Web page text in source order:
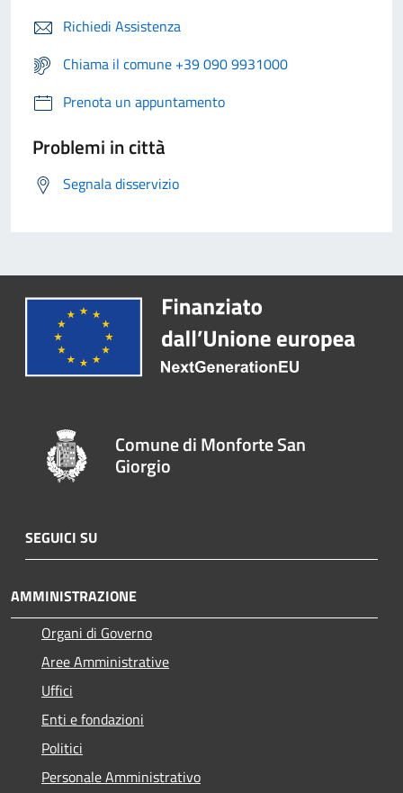
Richiedi Assistenza
Chiama il comune +39 090 9931000
Prenota un appuntamento
Problemi in città
Segnala disservizio
Comune di Monforte San
Giorgio
SEGUICI SU
AMMINISTRAZIONE
Organi di Governo
Aree Amministrative
Uffici
Enti e fondazioni
Politici
Personale Amministrativo